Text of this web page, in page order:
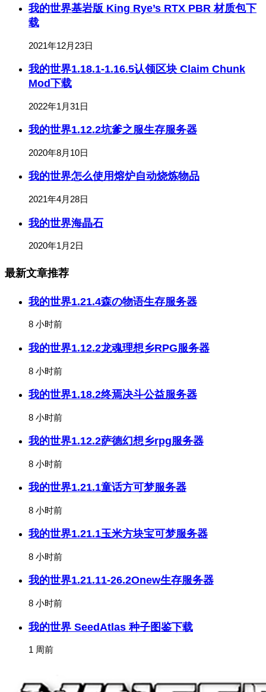
我的世界基岩版 King Rye’s RTX PBR 材质包下
载
2021年12月23日
我的世界1.18.1-1.16.5认领区块 Claim Chunk
Mod下载
2022年1月31日
我的世界1.12.2坑爹之服生存服务器
2020年8月10日
我的世界怎么使用熔炉自动烧炼物品
2021年4月28日
我的世界海晶石
2020年1月2日
最新文章推荐
我的世界1.21.4森の物语生存服务器
8 小时前
我的世界1.12.2龙魂理想乡RPG服务器
8 小时前
我的世界1.18.2终焉决斗公益服务器
8 小时前
我的世界1.12.2萨德幻想乡rpg服务器
8 小时前
我的世界1.21.1童话方可梦服务器
8 小时前
我的世界1.21.1玉米方块宝可梦服务器
8 小时前
我的世界1.21.11-26.2Onew生存服务器
8 小时前
我的世界 SeedAtlas 种子图鉴下载
1 周前